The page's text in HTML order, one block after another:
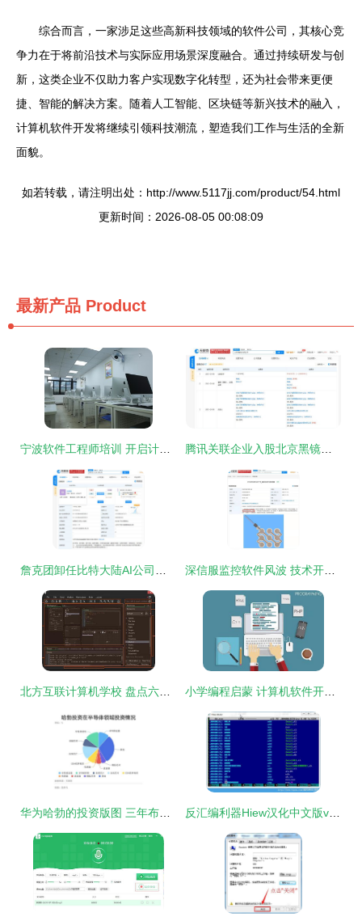
综合而言，一家涉足这些高新科技领域的软件公司，其核心竞
争力在于将前沿技术与实际应用场景深度融合。通过持续研发与创
新，这类企业不仅助力客户实现数字化转型，还为社会带来更便
捷、智能的解决方案。随着人工智能、区块链等新兴技术的融入，
计算机软件开发将继续引领科技潮流，塑造我们工作与生活的全新
面貌。
如若转载，请注明出处：http://www.5117jj.com/product/54.html
更新时间：2026-08-05 00:08:09
最新产品 Product